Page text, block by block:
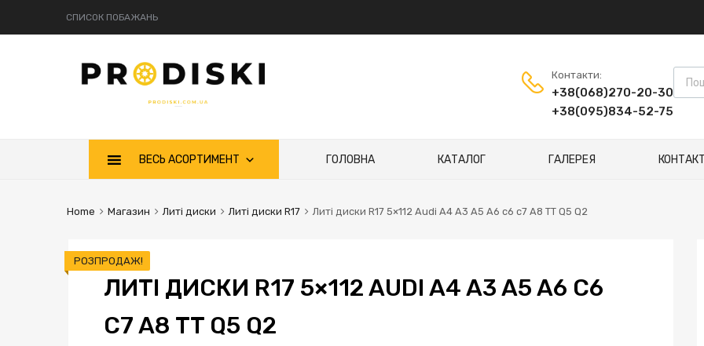
СПИСОК ПОБАЖАНЬ
Контакти:
+38(068)270-20-30
+38(095)834-52-75
ВЕСЬ АСОРТИМЕНТ ГОЛОВНА КАТАЛОГ ГАЛЕРЕЯ
Home Магазин Литі диски Литі диски R17 Литі диски R17 5×112 Audi A4 A3 A5 A6 c6 c7 A8 TT Q5 Q2
ЛИТІ ДИСКИ R17 5×112 AUDI A4 A3 A5 A6 C6
C7 A8 TT Q5 Q2
РОЗПРОДАЖ!